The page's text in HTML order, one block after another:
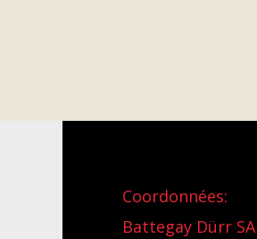
Coordonnées:
Battegay Dürr SA